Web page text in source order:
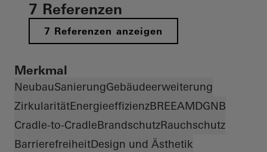
7 Referenzen
7 Referenzen anzeigen
Merkmal
NeubauSanierungGebäudeerweiterung
ZirkularitätEnergieeffizienzBREEAMDGNB
Cradle-to-CradleBrandschutzRauchschutz
BarrierefreiheitDesign und Ästhetik